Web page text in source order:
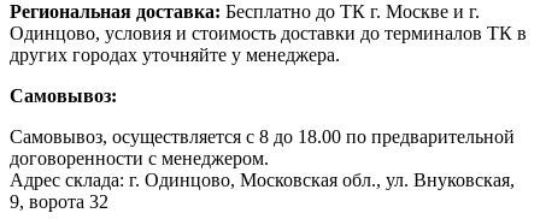
Региональная доставка: Бесплатно до ТК г. Москве и г.
Одинцово, условия и стоимость доставки до терминалов ТК в
других городах уточняйте у менеджера.
Самовывоз:
Самовывоз, осуществляется с 8 до 18.00 по предварительной
договоренности с менеджером.
Адрес склада: г. Одинцово, Московская обл., ул. Внуковская,
9, ворота 32